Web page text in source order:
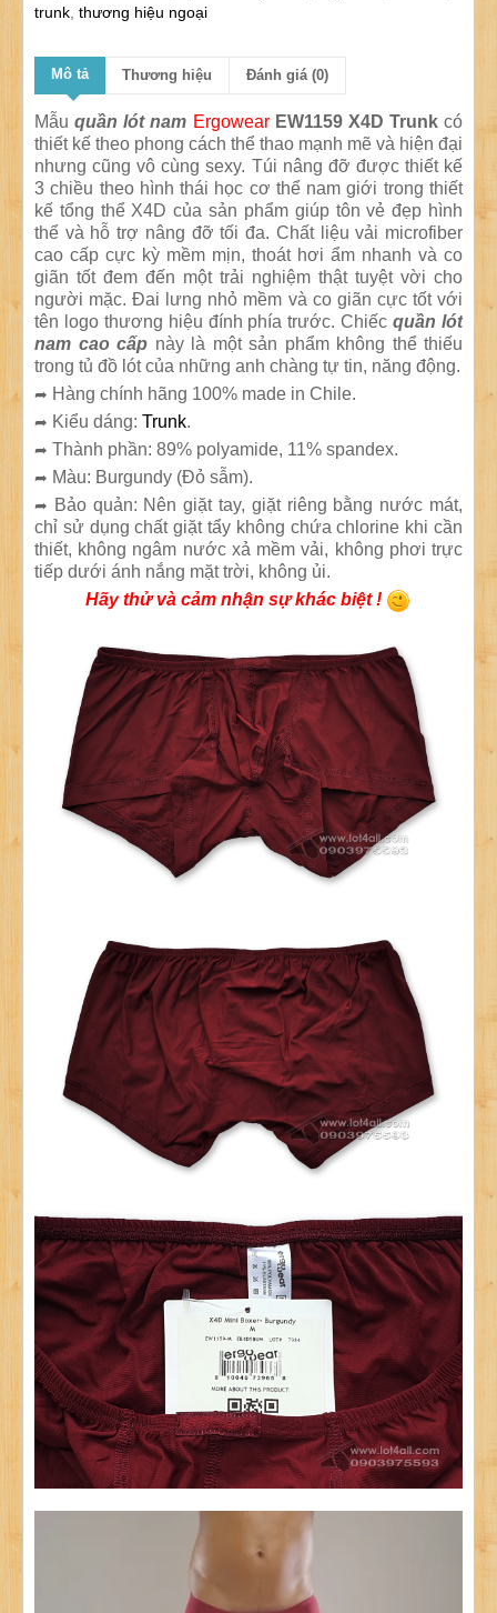
trunk thương hiệu ngoại
Mô tả Thương hiệu Đánh giá (0)
Mẫuquần lót nam Ergowear EW1159 X4D Trunkcó
thiết kế theo phong cách thể thao mạnh mẽ và hiện đại
nhưng cũng vô cùng sexy. Túi nâng đỡ được thiết kế
3 chiều theo hình thái học cơ thể nam giới trong thiết
kế tổng thể X4D của sản phẩm giúp tôn vẻ đẹp hình
thể và hỗ trợ nâng đỡ tối đa. Chất liệu vải microfiber
cao cấp cực kỳ mềm mịn, thoát hơi ẩm nhanh và co
giãn tốt đem đến một trải nghiệm thật tuyệt vời cho
người mặc. Đai lưng nhỏ mềm và co giãn cực tốt với
tên logo thương hiệu đính phía trước. Chiếcquần lót
nam cao cấp này là một sản phẩm không thể thiếu
trong tủ đồ lót của những anh chàng tự tin, năng động.
➦ Hàng chính hãng 100% made in Chile.
➦ Kiểu dáng: Trunk.
➦ Thành phần: 89% polyamide, 11% spandex.
➦ Màu: Burgundy (Đỏ sẫm).
➦ Bảo quản: Nên giặt tay, giặt riêng bằng nước mát,
chỉ sử dụng chất giặt tẩy không chứa chlorine khi cần
thiết, không ngâm nước xả mềm vải, không phơi trực
tiếp dưới ánh nắng mặt trời, không ủi.
Hãy thử và cảm nhận sự khác biệt !